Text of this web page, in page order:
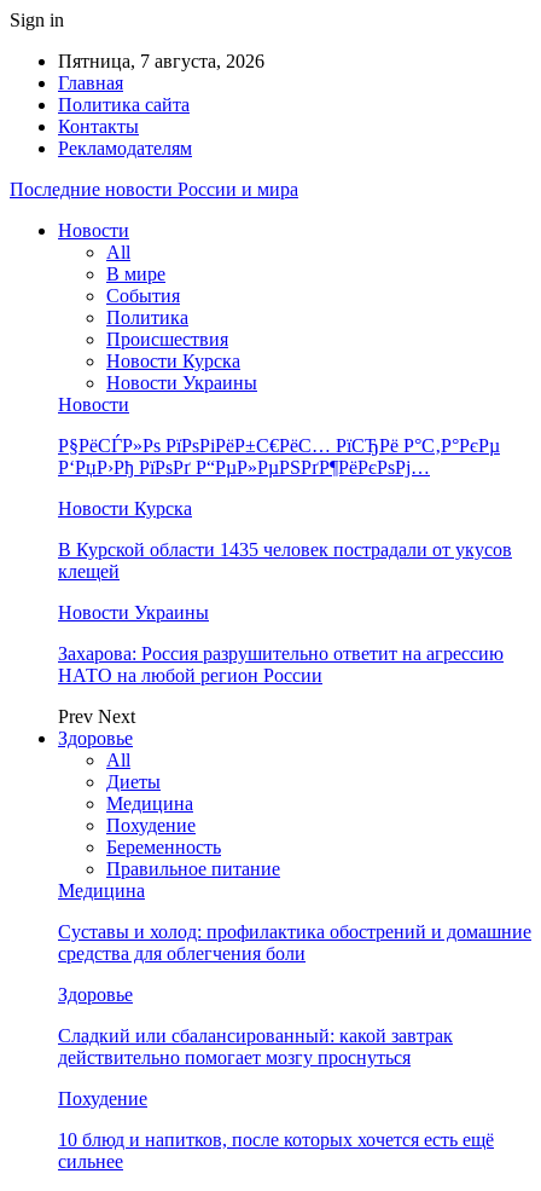
Sign in
Пятница, 7 августа, 2026
Главная
Политика сайта
Контакты
Рекламодателям
Последние новости России и мира
Новости
All
В мире
События
Политика
Происшествия
Новости Курска
Новости Украины
Новости
Р§РёСЃР»Рѕ РїРѕРіРёР±С€РёС… РїСЂРё Р°С‚Р°РєРµ
Р‘РџР›Рђ РїРѕРґ Р“РµР»РµРЅРґР¶РёРєРѕРј…
Новости Курска
В Курской области 1435 человек пострадали от укусов
клещей
Новости Украины
Захарова: Россия разрушительно ответит на агрессию
НАТО на любой регион России
Prev Next
Здоровье
All
Диеты
Медицина
Похудение
Беременность
Правильное питание
Медицина
Суставы и холод: профилактика обострений и домашние
средства для облегчения боли
Здоровье
Сладкий или сбалансированный: какой завтрак
действительно помогает мозгу проснуться
Похудение
10 блюд и напитков, после которых хочется есть ещё
сильнее